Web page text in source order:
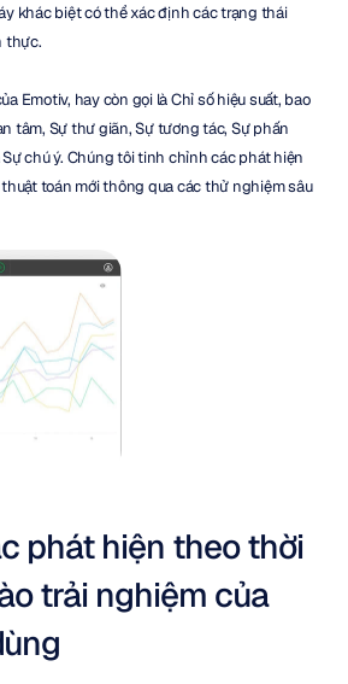
khác biệt có thể xác định các trạng thái
thực.
Emotiv, hay còn gọi là Chỉ số hiệu suất, bao
tâm, Sự thư giãn, Sự tương tác, Sự phấn
chú ý. Chúng tôi tinh chỉnh các phát hiện
toán mới thông qua các thử nghiệm sâu
phát hiện theo thời
trải nghiệm của